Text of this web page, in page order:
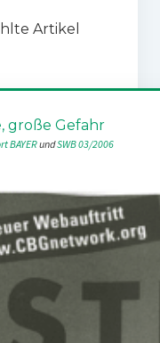
Artikel
große Gefahr
BAYER und SWB 03/2006